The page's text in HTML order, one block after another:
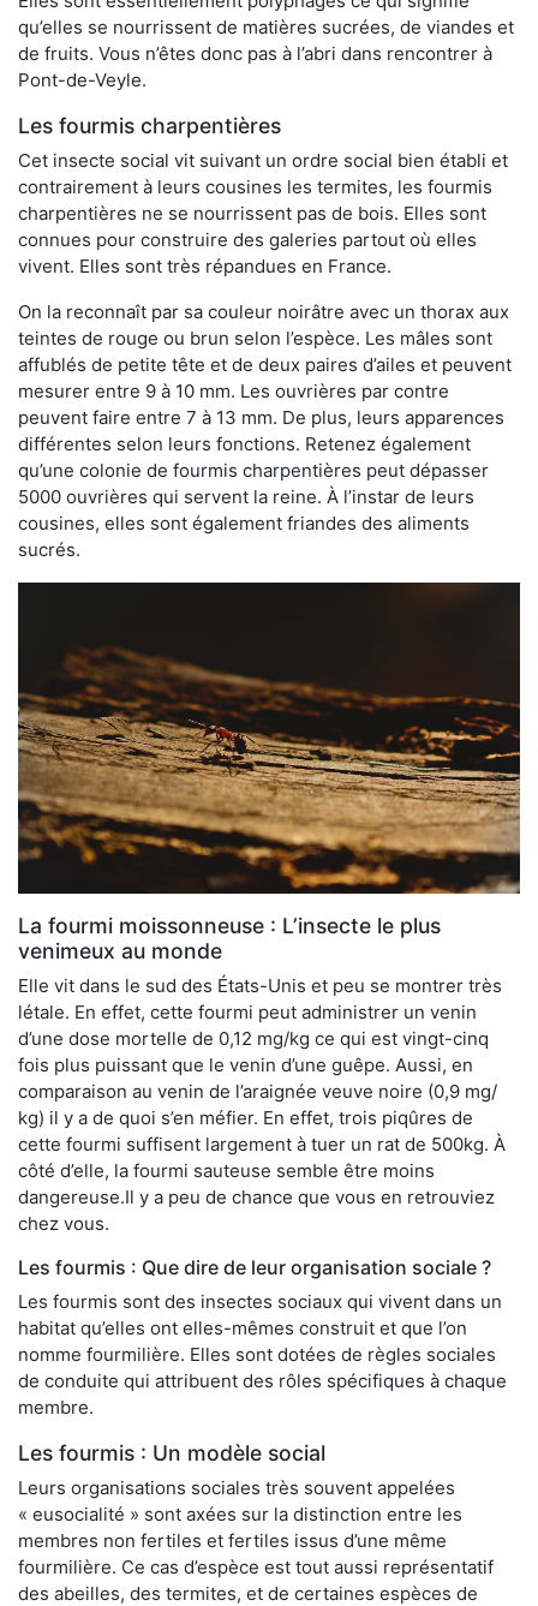
qu’elles se nourrissent de matières sucrées, de viandes et
de fruits. Vous n’êtes donc pas à l’abri dans rencontrer à
Pont-de-Veyle.
Les fourmis charpentières
Cet insecte social vit suivant un ordre social bien établi et
contrairement à leurs cousines les termites, les fourmis
charpentières ne se nourrissent pas de bois. Elles sont
connues pour construire des galeries partout où elles
vivent. Elles sont très répandues en France.
On la reconnaît par sa couleur noirâtre avec un thorax aux
teintes de rouge ou brun selon l’espèce. Les mâles sont
affublés de petite tête et de deux paires d’ailes et peuvent
mesurer entre 9 à 10 mm. Les ouvrières par contre
peuvent faire entre 7 à 13 mm. De plus, leurs apparences
différentes selon leurs fonctions. Retenez également
qu’une colonie de fourmis charpentières peut dépasser
5000 ouvrières qui servent la reine. À l’instar de leurs
cousines, elles sont également friandes des aliments
sucrés.
La fourmi moissonneuse : L’insecte le plus
venimeux au monde
Elle vit dans le sud des États-Unis et peu se montrer très
létale. En effet, cette fourmi peut administrer un venin
d’une dose mortelle de 0,12 mg/kg ce qui est vingt-cinq
fois plus puissant que le venin d’une guêpe. Aussi, en
comparaison au venin de l’araignée veuve noire (0,9 mg/
kg) il y a de quoi s’en méfier. En effet, trois piqûres de
cette fourmi suffisent largement à tuer un rat de 500kg. À
côté d’elle, la fourmi sauteuse semble être moins
dangereuse.Il y a peu de chance que vous en retrouviez
chez vous.
Les fourmis : Que dire de leur organisation sociale ?
Les fourmis sont des insectes sociaux qui vivent dans un
habitat qu’elles ont elles-mêmes construit et que l’on
nomme fourmilière. Elles sont dotées de règles sociales
de conduite qui attribuent des rôles spécifiques à chaque
membre.
Les fourmis : Un modèle social
Leurs organisations sociales très souvent appelées
« eusocialité » sont axées sur la distinction entre les
membres non fertiles et fertiles issus d’une même
fourmilière. Ce cas d’espèce est tout aussi représentatif
des abeilles, des termites, et de certaines espèces de